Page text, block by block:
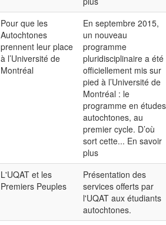
Pour que les
Autochtones
prennent leur place
à l’Université de
Montréal
En septembre 2015,
un nouveau
programme
pluridisciplinaire a été
officiellement mis sur
pied à l’Université de
Montréal : le
programme en études
autochtones, au
premier cycle. D’où
sort cette... En savoir
plus
L'UQAT et les
Premiers Peuples
Présentation des
services offerts par
l'UQAT aux étudiants
autochtones.